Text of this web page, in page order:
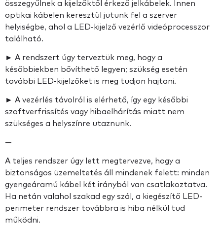
összegyűlnek a kijelzőktől érkező jelkábelek. Innen
optikai kábelen keresztül jutunk fel a szerver
helyiségbe, ahol a LED-kijelző vezérlő videóprocesszor
található.
► A rendszert úgy terveztük meg, hogy a
későbbiekben bővíthető legyen; szükség esetén
további LED-kijelzőket is meg tudjon hajtani.
► A vezérlés távolról is elérhető, így egy későbbi
szoftverfrissítés vagy hibaelhárítás miatt nem
szükséges a helyszínre utaznunk.
—
A teljes rendszer úgy lett megtervezve, hogy a
biztonságos üzemeltetés áll mindenek felett: minden
gyengeáramú kábel két irányból van csatlakoztatva.
Ha netán valahol szakad egy szál, a kiegészítő LED-
perimeter rendszer továbbra is hiba nélkül tud
működni.